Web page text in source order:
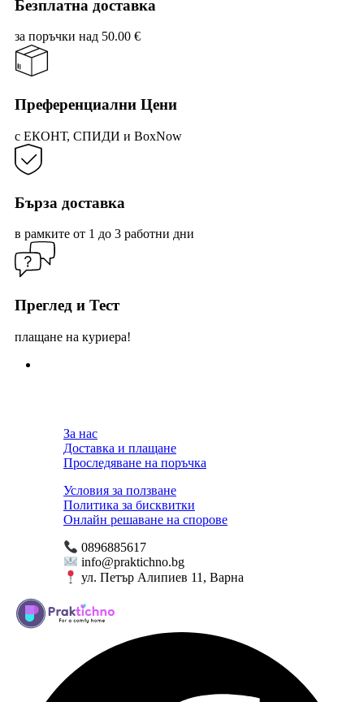
Безплатна доставка
за поръчки над 50.00 €
Преференциални Цени
с ЕКОНТ, СПИДИ и BoxNow
Бърза доставка
в рамките от 1 до 3 работни дни
Преглед и Тест
плащане на куриера!
За нас
Доставка и плащане
Проследяване на поръчка
Условия за ползване
Политика за бисквитки
Онлайн решаване на спорове
0896885617
info@praktichno.bg
ул. Петър Алипиев 11, Варна